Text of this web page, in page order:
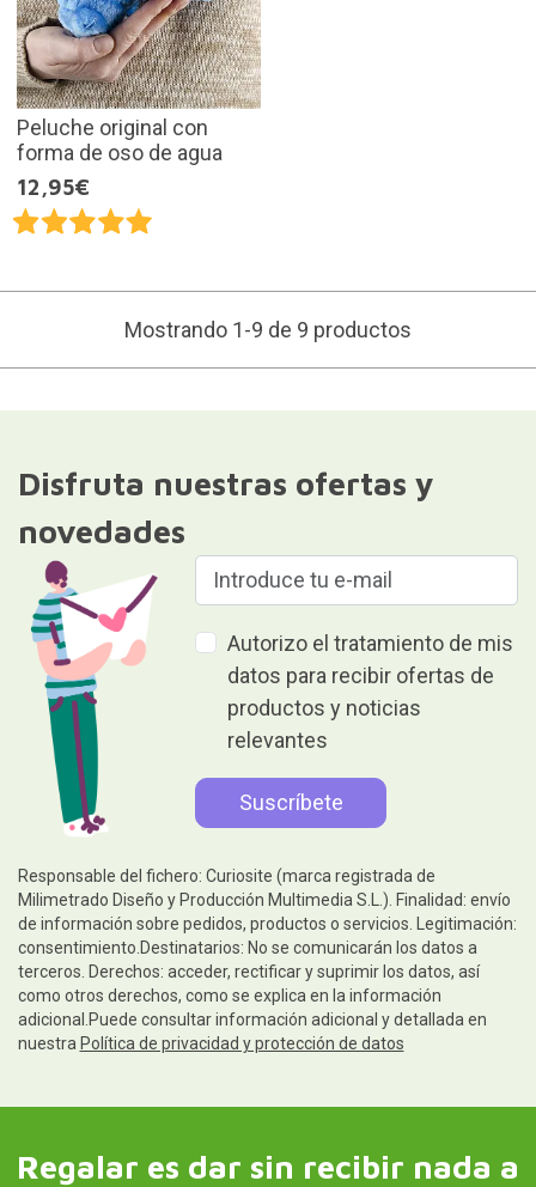
Peluche original con
forma de oso de agua
12,95€
Mostrando 1-9 de 9 productos
Disfruta nuestras ofertas y
novedades
Autorizo el tratamiento de mis
datos para recibir ofertas de
productos y noticias
relevantes
Responsable del fichero: Curiosite (marca registrada de
Milimetrado Diseño y Producción Multimedia S.L.). Finalidad: envío
de información sobre pedidos, productos o servicios. Legitimación:
consentimiento.Destinatarios: No se comunicarán los datos a
terceros. Derechos: acceder, rectificar y suprimir los datos, así
como otros derechos, como se explica en la información
adicional.Puede consultar información adicional y detallada en
nuestra Política de privacidad y protección de datos
Regalar es dar sin recibir nada a